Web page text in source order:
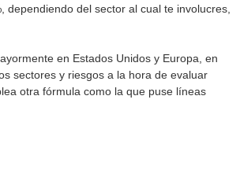
dependiendo del sector al cual te involucres,
en Estados Unidos y Europa, en
sectores y riesgos a la hora de evaluar
otra fórmula como la que puse líneas